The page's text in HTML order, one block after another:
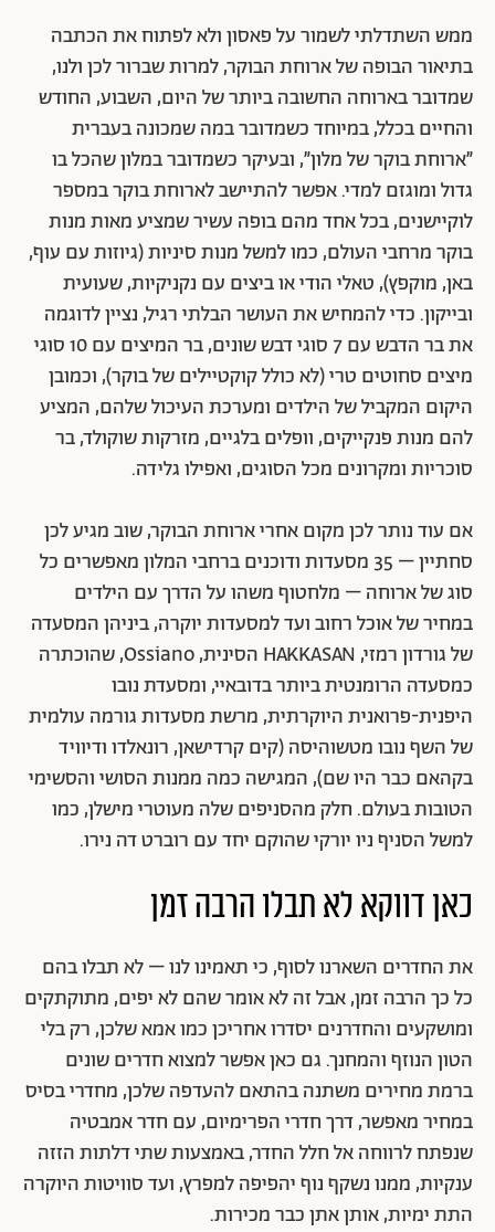
ממש השתדלתי לשמור על פאסון ולא לפתוח את הכתבה
בתיאור הבופה של ארוחת הבוקר, למרות שברור לכן ולנו,
שמדובר בארוחה החשובה ביותר של היום, השבוע, החודש
והחיים בכלל, במיוחד כשמדובר במה שמכונה בעברית
״ארוחת בוקר של מלון״, ובעיקר כשמדובר במלון שהכל בו
גדול ומוגזם למדי. אפשר להתיישב לארוחת בוקר במספר
לוקיישנים, בכל אחד מהם בופה עשיר שמציע מאות מנות
בוקר מרחבי העולם, כמו למשל מנות סיניות (גיוזות עם עוף,
באן, מוקפץ), טאלי הודי או ביצים עם נקניקיות, שעועית
ובייקון. כדי להמחיש את העושר הבלתי רגיל, נציין לדוגמה
את בר הדבש עם 7 סוגי דבש שונים, בר המיצים עם 10 סוגי
מיצים סחוטים טרי (לא כולל קוקטיילים של בוקר), וכמובן
היקום המקביל של הילדים ומערכת העיכול שלהם, המציע
להם מנות פנקייקים, וופלים בלגיים, מזרקות שוקולד, בר
סוכריות ומקרונים מכל הסוגים, ואפילו גלידה.
אם עוד נותר לכן מקום אחרי ארוחת הבוקר, שוב מגיע לכן
סחתיין – 35 מסעדות ודוכנים ברחבי המלון מאפשרים כל
סוג של ארוחה – מלחטוף משהו על הדרך עם הילדים
במחיר של אוכל רחוב ועד למסעדות יוקרה, ביניהן המסעדה
של גורדון רמזי, HAKKASAN הסינית, Ossiano, שהוכתרה
כמסעדה הרומנטית ביותר בדובאיי, ומסעדת נובו
היפנית-פרואנית היוקרתית, מרשת מסעדות גורמה עולמית
של השף נובו מטשוהיסה (קים קרדישאן, רונאלדו ודיוויד
בקהאם כבר היו שם), המגישה כמה ממנות הסושי והסשימי
הטובות בעולם. חלק מהסניפים שלה מעוטרי מישלן, כמו
למשל הסניף ניו יורקי שהוקם יחד עם רוברט דה נירו.
כאן דווקא לא תבלו הרבה זמן
את החדרים השארנו לסוף, כי תאמינו לנו – לא תבלו בהם
כל כך הרבה זמן, אבל זה לא אומר שהם לא יפים, מתוקתקים
ומושקעים והחדרנים יסדרו אחריכן כמו אמא שלכן, רק בלי
הטון הנוזף והמחנך. גם כאן אפשר למצוא חדרים שונים
ברמת מחירים משתנה בהתאם להעדפה שלכן, מחדרי בסיס
במחיר מאפשר, דרך חדרי הפרימיום, עם חדר אמבטיה
שנפתח לרווחה אל חלל החדר, באמצעות שתי דלתות הזזה
ענקיות, ממנו נשקף נוף יהפיפה למפרץ, ועד סוויטות היוקרה
התת ימיות, אותן אתן כבר מכירות.